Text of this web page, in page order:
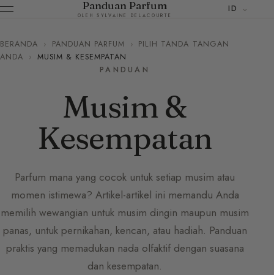
Panduan Parfum
OLEH SYLVAINE DELACOURTE
ID
BERANDA › PANDUAN PARFUM › PILIH TANDA TANGAN
ANDA
› MUSIM & KESEMPATAN
PANDUAN
Musim &
Kesempatan
Parfum mana yang cocok untuk setiap musim atau
momen istimewa? Artikel-artikel ini memandu Anda
memilih wewangian untuk musim dingin maupun musim
panas, untuk pernikahan, kencan, atau hadiah. Panduan
praktis yang memadukan nada olfaktif dengan suasana
dan kesempatan.